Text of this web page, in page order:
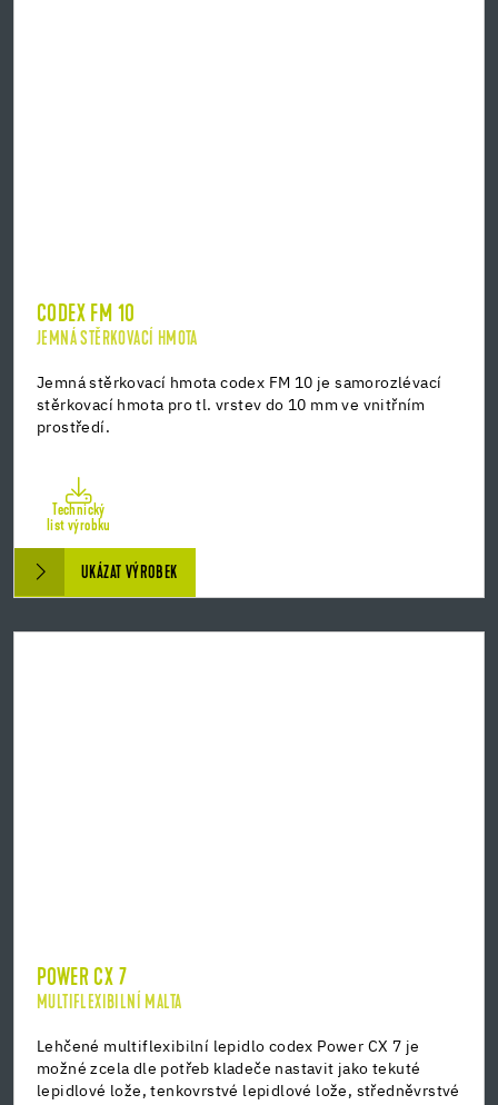
CODEX FM 10
JEMNÁ STĚRKOVACÍ HMOTA
Jemná stěrkovací hmota codex FM 10 je samorozlévací
stěrkovací hmota pro tl. vrstev do 10 mm ve vnitřním
prostředí.
Technický
list výrobku
UKÁZAT VÝROBEK
POWER CX 7
MULTIFLEXIBILNÍ MALTA
Lehčené multiflexibilní lepidlo codex Power CX 7 je
možné zcela dle potřeb kladeče nastavit jako tekuté
lepidlové lože, tenkovrstvé lepidlové lože, středněvrstvé